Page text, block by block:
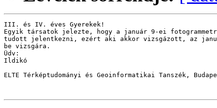
III. és IV. éves Gyerekek!
Egyik társatok jelezte, hogy a január 9-ei
tudott jelentkezni, ezért aki akkor vizsgázott, az
be vizsgára.
Üdv:
Ildikó
ELTE Térképtudományi és Geoinformatikai Tanszék,